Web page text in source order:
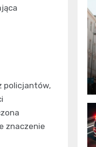
policjantów,
znaczenie